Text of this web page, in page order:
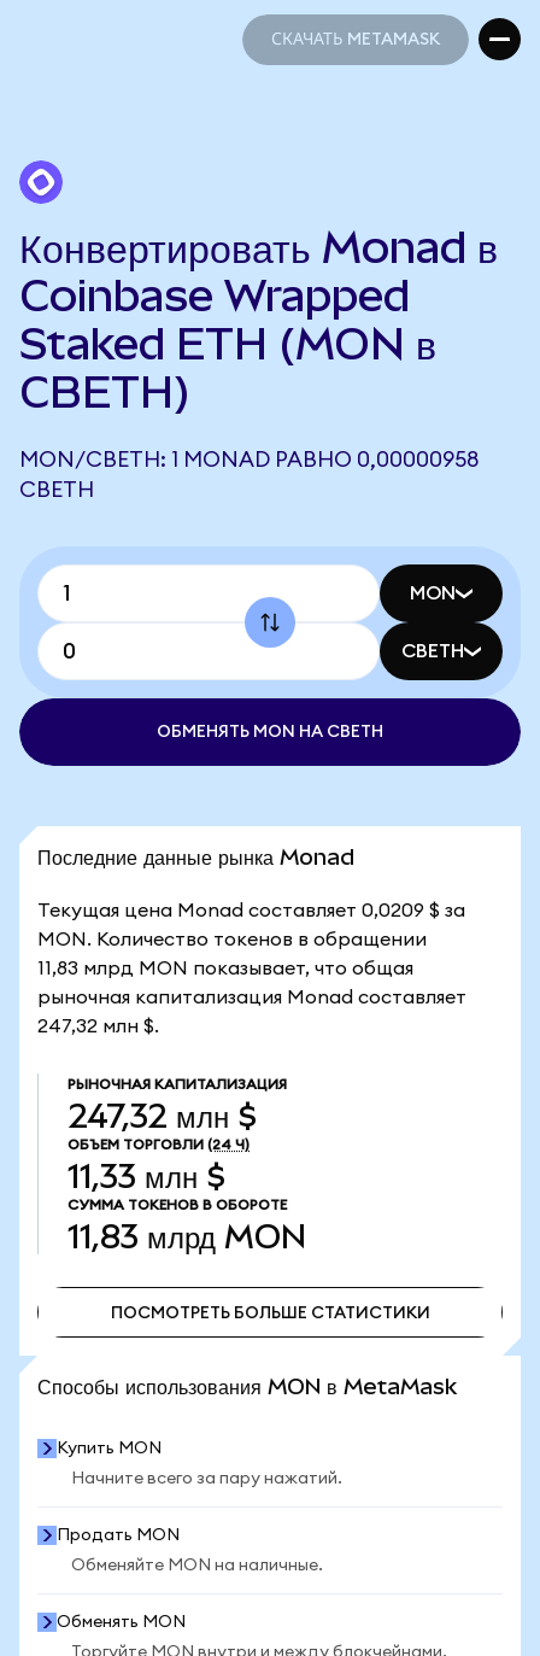
СКАЧАТЬ METAMASK
Конвертировать Monad в
Coinbase Wrapped
Staked ETH (MON в
CBETH)
MON/CBETH: 1 MONAD РАВНО 0,00000958
CBETH
MON
CBETH
ОБМЕНЯТЬ MON НА CBETH
Последние данные рынка Monad
Текущая цена Monad составляет 0,0209 $ за
MON. Количество токенов в обращении
11,83 млрд MON показывает, что общая
рыночная капитализация Monad составляет
247,32 млн $.
РЫНОЧНАЯ КАПИТАЛИЗАЦИЯ
247,32 млн $
ОБЪЕМ ТОРГОВЛИ (24 Ч)
11,33 млн $
СУММА ТОКЕНОВ В ОБОРОТЕ
11,83 млрд MON
ПОСМОТРЕТЬ БОЛЬШЕ СТАТИСТИКИ
Способы использования MON в MetaMask
Купить MON
Начните всего за пару нажатий.
Продать MON
Обменяйте MON на наличные.
Обменять MON
Торгуйте MON внутри и между блокчейнами.